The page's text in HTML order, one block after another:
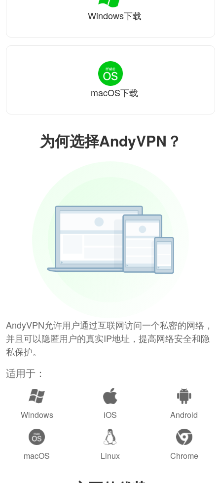
为何选择AndyVPN？
AndyVPN允许用户通过互联网访问一个私密的网络，
并且可以隐匿用户的真实IP地址，提高网络安全和隐
私保护。
适用于：
Windows iOS Android
macOS Linux Chrome
Windows下载
macOS下载